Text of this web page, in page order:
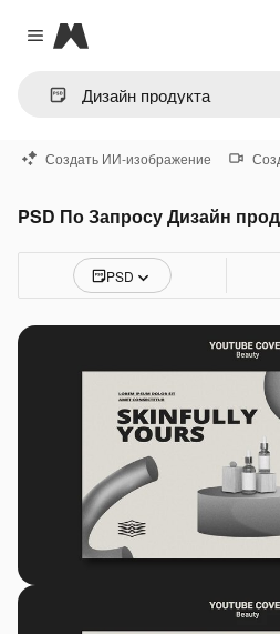
Close menu
Magnific
Создать ИИ-изображение
PSD По Запросу Дизайн
PSD